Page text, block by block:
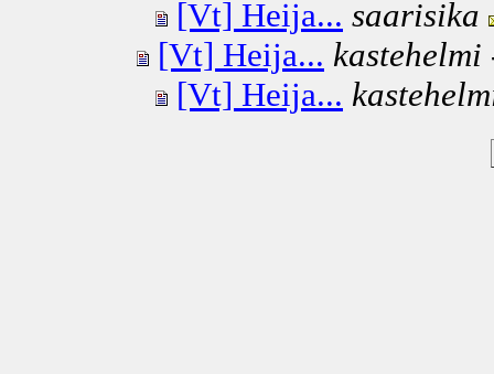
[Vt] Heija... saarisika
[Vt] Heija... kastehelmi
[Vt] Heija...